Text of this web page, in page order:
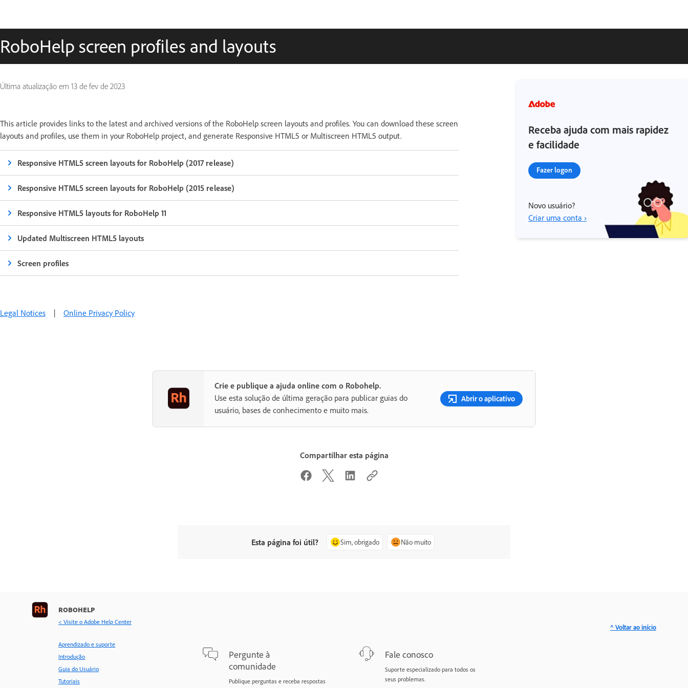
RoboHelp screen profiles and layouts
Última atualização em 13 de fev de 2023
This article provides links to the latest and archived versions of the RoboHelp screen layouts and profiles. You can download these screen
layouts and profiles, use them in your RoboHelp project, and generate Responsive HTML5 or Multiscreen HTML5 output.
Responsive HTML5 screen layouts for RoboHelp (2017 release)
Responsive HTML5 screen layouts for RoboHelp (2015 release)
Responsive HTML5 layouts for RoboHelp 11
Updated Multiscreen HTML5 layouts
Screen profiles
Receba ajuda com mais rapidez
e facilidade
Fazer logon
Novo usuário?
Criar uma conta ›
Legal Notices | Online Privacy Policy
Crie e publique a ajuda online com o Robohelp.
Use esta solução de última geração para publicar guias do
usuário, bases de conhecimento e muito mais.
Abrir o aplicativo
Compartilhar esta página
Esta página foi útil? Sim, obrigado Não muito
ROBOHELP
< Visite o Adobe Help Center
Aprendizado e suporte
Introdução
Guia do Usuário
Tutoriais
Pergunte à
comunidade
Publique perguntas e receba respostas
Fale conosco
Suporte especializado para todos os
seus problemas.
^ Voltar ao início